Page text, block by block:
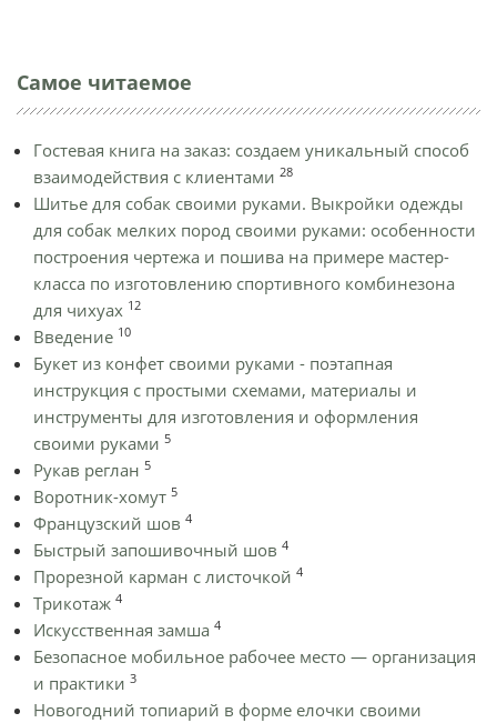
Самое читаемое
Гостевая книга на заказ: создаем уникальный способ
взаимодействия с клиентами 28
Шитье для собак своими руками. Выкройки одежды
для собак мелких пород своими руками: особенности
построения чертежа и пошива на примере мастер-
класса по изготовлению спортивного комбинезона
для чихуах 12
Введение 10
Букет из конфет своими руками - поэтапная
инструкция с простыми схемами, материалы и
инструменты для изготовления и оформления
своими руками 5
Рукав реглан 5
Воротник-хомут 5
Французский шов 4
Быстрый запошивочный шов 4
Прорезной карман с листочкой 4
Трикотаж 4
Искусственная замша 4
Безопасное мобильное рабочее место — организация
и практики 3
Новогодний топиарий в форме елочки своими